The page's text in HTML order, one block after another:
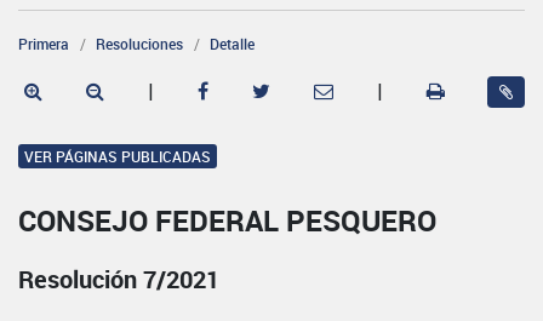
Primera Resoluciones Detalle
| |
VER PÁGINAS PUBLICADAS
CONSEJO FEDERAL PESQUERO
Resolución 7/2021